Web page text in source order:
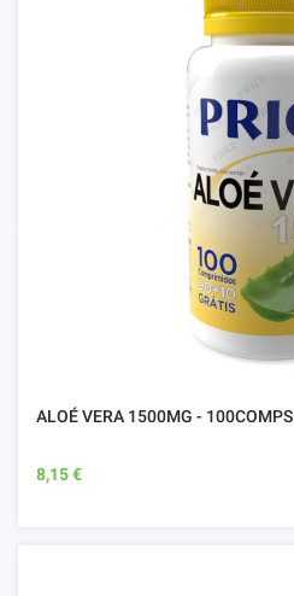
ALOÉ VERA 1500MG - 100COMPS
8,15 €